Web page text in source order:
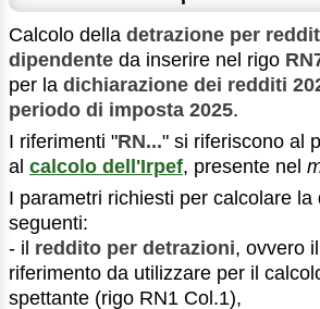
Calcolo della detrazione per
dipendente da inserire nel rigo
per la dichiarazione dei redditi
periodo di imposta 2025.
I riferimenti "RN..." si riferiscono al
al calcolo dell'Irpef, presente nel
I parametri richiesti per calcolare la
seguenti:
- il reddito per detrazioni, ovvero
riferimento da utilizzare per il
spettante (rigo RN1 Col.1),